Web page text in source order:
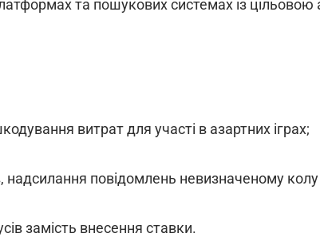
та пошукових системах із цільовою
витрат для участі в азартних іграх;
надсилання повідомлень невизначеному колу
замість внесення ставки.